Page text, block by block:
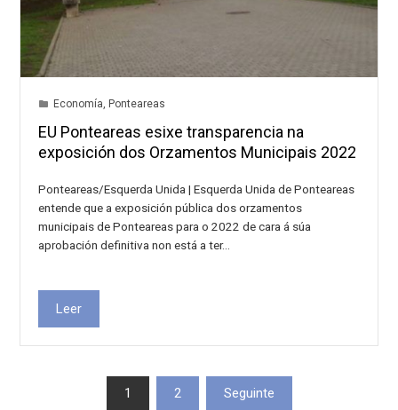
Economía, Ponteareas
EU Ponteareas esixe transparencia na
exposición dos Orzamentos Municipais 2022
Ponteareas/Esquerda Unida | Esquerda Unida de Ponteareas
entende que a exposición pública dos orzamentos
municipais de Ponteareas para o 2022 de cara á súa
aprobación definitiva non está a ter…
Leer
Paxinación
1 2 Seguinte